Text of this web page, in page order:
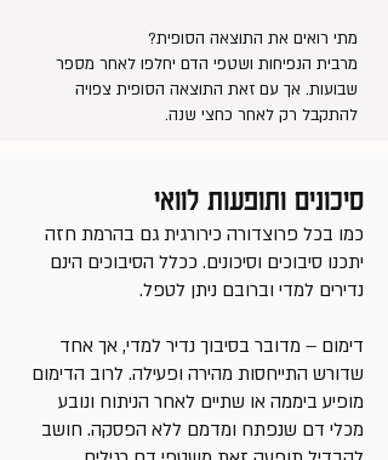
מתי רואים את התוצאה הסופית?
מרבית הנפיחות ושטפי הדם יחלפו לאחר מספר
שבועות. אך עם זאת התוצאה הסופית צפויה
להתקבל רק לאחר כחצי שנה.
סיכונים ותופעות לוואי
כמו בכל פרוצדורה כירורגית גם בהרמת חזה
יתכנו סיבוכים וסיכונים. ככלל הסיבוכים הינם
נדירים למדי וברובם ניתן לטפל.
דימום – מדובר בסיבוך נדיר למדי, אך אחד
שדורש התייחסות מהירה ופעילה. לרוב הדימום
מופיע ביממה או שתיים לאחר הניתוח ונובע
מכלי דם שנפתח ומדמם ללא הפסקה. חושב